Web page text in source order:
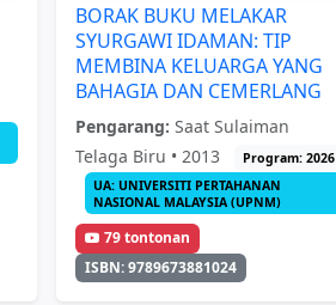
BORAK BUKU MELAKAR
SYURGAWI IDAMAN: TIP
MEMBINA KELUARGA YANG
BAHAGIA DAN CEMERLANG
Pengarang: Saat Sulaiman
Telaga Biru • 2013
Program: 2026
UA: UNIVERSITI PERTAHANAN
NASIONAL MALAYSIA (UPNM)
79 tontonan
ISBN: 9789673881024